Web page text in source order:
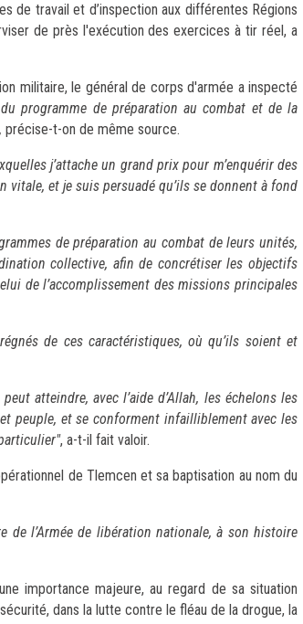
de travail et d’inspection aux différentes Régions
de près l'exécution des exercices à tir réel, a
militaire, le général de corps d'armée a inspecté
programme de préparation au combat et de la
précise-t-on de même source.
j’attache un grand prix pour m’enquérir des
et je suis persuadé qu’ils se donnent à fond
de préparation au combat de leurs unités,
collective, afin de concrétiser les objectifs
de l’accomplissement des missions principales
de ces caractéristiques, où qu’ils soient et
atteindre, avec l’aide d’Allah, les échelons les
peuple, et se conforment infailliblement avec les
, a-t-il fait valoir.
de Tlemcen et sa baptisation au nom du
de l’Armée de libération nationale, à son histoire
importance majeure, au regard de sa situation
dans la lutte contre le fléau de la drogue, la